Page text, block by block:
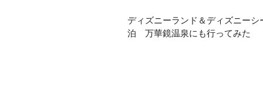
ディズニーランド＆ディズニー
泊　万華鏡温泉にも行ってみた